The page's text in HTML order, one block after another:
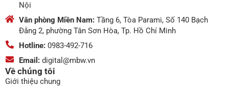
Nội
Văn phòng Miền Nam: Tầng 6, Tòa Parami, Số 140 Bạch
Đằng 2, phường Tân Sơn Hòa, Tp. Hồ Chí Minh
Hotline: 0983-492-716
Email: digital@mbw.vn
Về chúng tôi
Giới thiệu chung